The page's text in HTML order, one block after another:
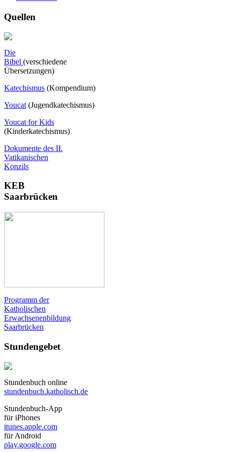
Quellen
Die
Bibel (verschiedene
Übersetzungen)
Katechismus (Kompendium)
Youcat (Jugendkatechismus)
Youcat for Kids
(Kinderkatechismus)
Dokumente des II.
Vatikanischen
Konzils
KEB
Saarbrücken
Programm der
Katholischen
Erwachsenenbildung
Saarbrücken
Stundengebet
Stundenbuch online
stundenbuch.katholisch.de
Stundenbuch-App
für iPhones
itunes.apple.com
für Android
play.google.com